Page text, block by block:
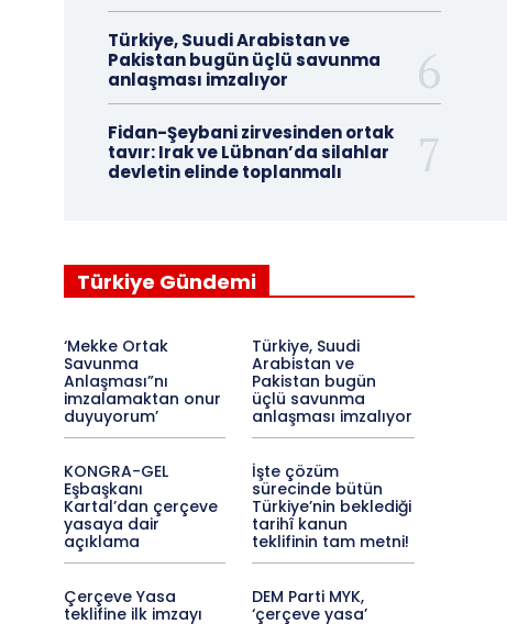
Türkiye, Suudi Arabistan ve
Pakistan bugün üçlü savunma
anlaşması imzalıyor
Fidan-Şeybani zirvesinden ortak
tavır: Irak ve Lübnan’da silahlar
devletin elinde toplanmalı
Türkiye Gündemi
‘Mekke Ortak
Savunma
Anlaşması”nı
imzalamaktan onur
duyuyorum’
Türkiye, Suudi
Arabistan ve
Pakistan bugün
üçlü savunma
anlaşması imzalıyor
KONGRA-GEL
Eşbaşkanı
Kartal’dan çerçeve
yasaya dair
açıklama
İşte çözüm
sürecinde bütün
Türkiye’nin beklediği
tarihî kanun
teklifinin tam metni!
Çerçeve Yasa
teklifine ilk imzayı
DEM Parti MYK,
‘çerçeve yasa’